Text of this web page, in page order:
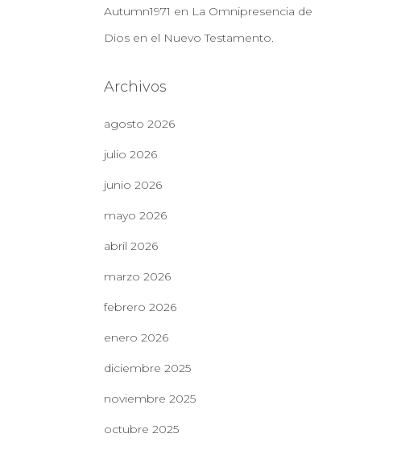
Autumn1971 en La Omnipresencia de
Dios en el Nuevo Testamento.
Archivos
agosto 2026
julio 2026
junio 2026
mayo 2026
abril 2026
marzo 2026
febrero 2026
enero 2026
diciembre 2025
noviembre 2025
octubre 2025